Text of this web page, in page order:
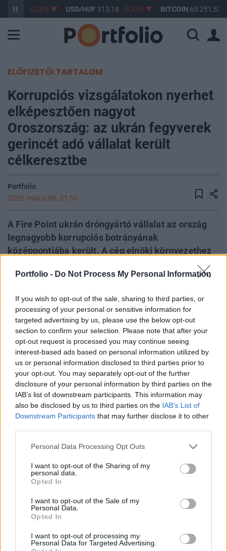
Portfolio - Do Not Process My Personal Information
If you wish to opt-out of the sale, sharing to third parties, or
processing of your personal or sensitive information for
targeted advertising by us, please use the below opt-out
section to confirm your selection. Please note that after your
opt-out request is processed you may continue seeing
interest-based ads based on personal information utilized by
us or personal information disclosed to third parties prior to
your opt-out. You may separately opt-out of the further
disclosure of your personal information by third parties on the
IAB’s list of downstream participants. This information may
also be disclosed by us to third parties on the IAB’s List of
Downstream Participants that may further disclose it to other
Personal Data Processing Opt Outs
I want to opt-out of the Sharing of my
personal data.
Opted In
I want to opt-out of the Sale of my
Personal Data.
Opted In
I want to opt-out of processing my
Personal Data for Targeted Advertising.
362,14 -0,28% USD/HUF 313,18 -0,33% BITCOIN 65 251,57
ELŐFIZETŐI TARTALOM
Korrupciós vizsgálatokon nyerhet
elképesztően nagyot
Oroszország: az ukrán fegyverek
gerincét adó vállalat került
célkeresztbe
Portfolio
2026. május 08. 21:55
A Fire Point ukrán dróngyártó vállalat az ország
legnagyobb korrupciós botrányának
középpontjába került. A cég elnöki környezethez
szerkezete és megkérdőjelezhető beszerzési
vállalat védelmezői szerint ugyanakkor a botrány
Oroszország malmára hajtja a vizet - írta meg a
Kyiv Independent.
A botrány tavaly robbant ki az Enerhoatom állami
atomenergetikai monopólium körüli, mintegy 100 millió
dolláros korrupciós ügy kapcsán, amely mára Zelenszkij
hivatali idejének legnagyobb korrupciós nyomozásává
nőtte ki magát. Az ügyben kilenc gyanúsítottat vádoltak
meg. Köztük van Timur Mindics, az elnök közeli üzlettársa,
A keresett cikk a portfolio.hu hírarchívumához
regisztrációhoz kötött.
Az előfizetés a következőket tartalmazza:
Portfolio.hu teljes cikkarchívum
Kötéslisták: BÉT elmúlt 2 év napon belüli